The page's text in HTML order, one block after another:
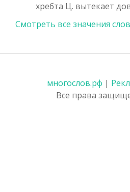
хребта Ц. вытекает
Смотреть все значения
многослов.рф |
Все права